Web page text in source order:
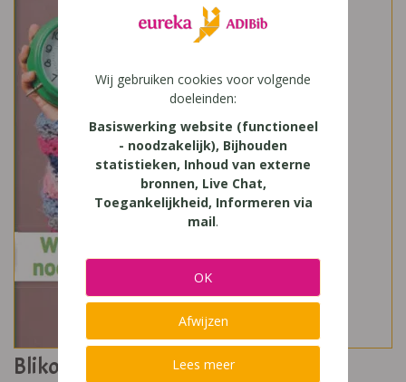
Blikopener Bronnenboek 2 - Tijd
Wij gebruiken cookies voor volgende
doeleinden:
Basiswerking website (functioneel
- noodzakelijk), Bijhouden
statistieken, Inhoud van externe
bronnen, Live Chat,
Toegankelijkheid, Informeren via
mail.
OK
Afwijzen
Lees meer